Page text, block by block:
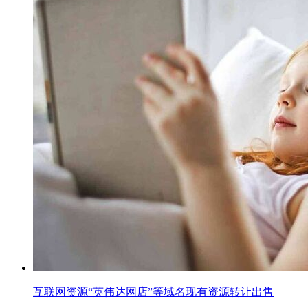
互联网资源“英伟达网店”等域名现有资源转让出售